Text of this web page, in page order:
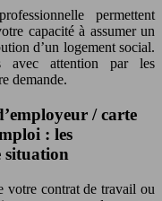
permettent
capacité à assumer un
d’un logement social.
avec attention par les
demande.
/ carte
: les
situation
votre contrat de travail ou